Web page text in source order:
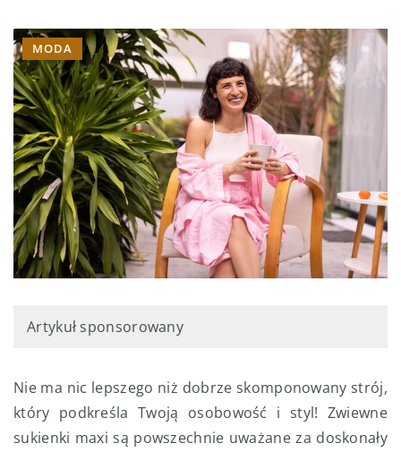
MODA
Artykuł sponsorowany
Nie ma nic lepszego niż dobrze skomponowany strój,
który podkreśla Twoją osobowość i styl! Zwiewne
sukienki maxi są powszechnie uważane za doskonały